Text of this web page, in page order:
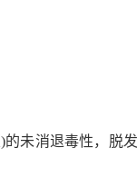
未消退毒性，脱